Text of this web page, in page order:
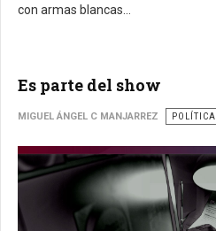
con armas blancas...
Es parte del show
MIGUEL ÁNGEL C MANJARREZ POLÍTICA